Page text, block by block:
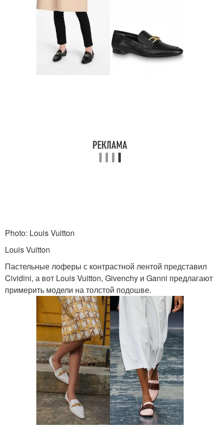
Photo: Louis Vuitton
Louis Vuitton
Пастельные лоферы с контрастной лентой представил
Cividini, а вот Louis Vuitton, Givenchy и Ganni предлагают
примерить модели на толстой подошве.